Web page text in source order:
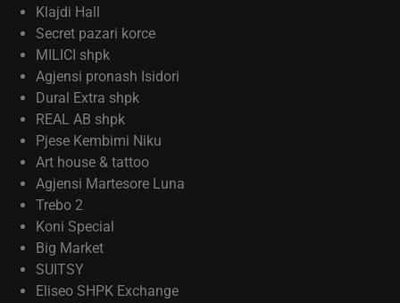
Klajdi Hall
Secret pazari korce
MILICI shpk
Agjensi pronash Isidori
Dural Extra shpk
REAL AB shpk
Pjese Kembimi Niku
Art house & tattoo
Agjensi Martesore Luna
Trebo 2
Koni Special
Big Market
SUITSY
Eliseo SHPK Exchange